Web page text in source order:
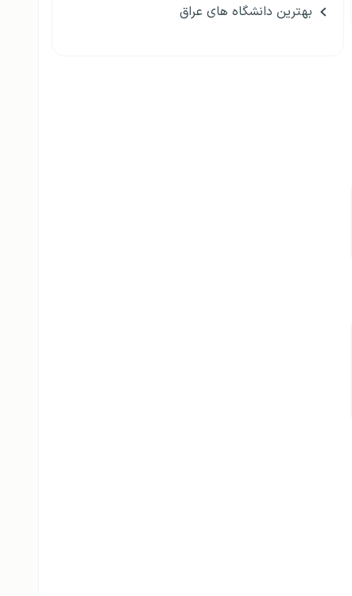
بهترین دانشگاه های عراق